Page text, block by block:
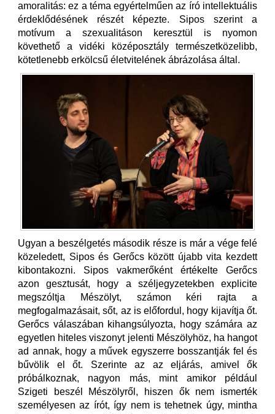
amoralitás: ez a téma egyértelműen az író intellektuális
érdeklődésének részét képezte. Sipos szerint a
motívum a szexualitáson keresztül is nyomon
követhető a vidéki középosztály természetközelibb,
kötetlenebb erkölcsű életvitelének ábrázolása által.
Ugyan a beszélgetés második része is már a vége felé
közeledett, Sipos és Gerőcs között újabb vita kezdett
kibontakozni. Sipos vakmerőként értékelte Gerőcs
azon gesztusát, hogy a széljegyzetekben explicite
megszóltja Mészölyt, számon kéri rajta a
megfogalmazásait, sőt, az is előfordul, hogy kijavítja őt.
Gerőcs válaszában kihangsúlyozta, hogy számára az
egyetlen hiteles viszonyt jelenti Mészölyhöz, ha hangot
ad annak, hogy a művek egyszerre bosszantják fel és
bűvölik el őt. Szerinte az az eljárás, amivel ők
próbálkoznak, nagyon más, mint amikor például
Szigeti beszél Mészölyről, hiszen ők nem ismerték
személyesen az írót, így nem is tehetnek úgy, mintha